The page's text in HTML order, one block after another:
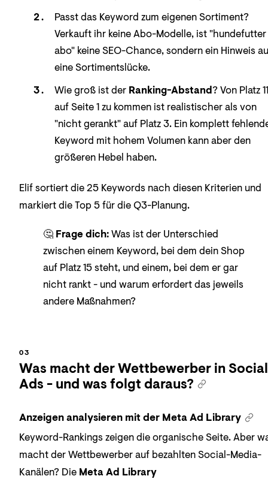
Passt das Keyword zum eigenen Sortiment?
Verkauft ihr keine Abo-Modelle, ist "hundefutter
abo" keine SEO-Chance, sondern ein Hinweis
eine Sortimentslücke.
Wie groß ist der Ranking-Abstand? Von Platz 11
auf Seite 1 zu kommen ist realistischer als von
"nicht gerankt" auf Platz 3. Ein komplett
Keyword mit hohem Volumen kann aber den
größeren Hebel haben.
Elif sortiert die 25 Keywords nach diesen Kriterien und
markiert die Top 5 für die Q3-Planung.
🤔 Frage dich:Was ist der Unterschied
zwischen einem Keyword, bei dem dein Shop
auf Platz 15 steht, und einem, bei dem er gar
nicht rankt - und warum erfordert das jeweils
andere Maßnahmen?
Was macht der Wettbewerber in Social
Ads - und was folgt daraus?
Anzeigen analysieren mit der Meta Ad Library
Keyword-Rankings zeigen die organische Seite. Aber
macht der Wettbewerber auf bezahlten Social-Media-
Kanälen? Die Meta Ad Library